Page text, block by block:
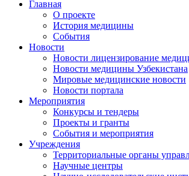
Главная
О проекте
История медицины
События
Новости
Новости лицензирование
Новости медицины Узбекистана
Мировые медицинские новости
Новости портала
Мероприятия
Конкурсы и тендеры
Проекты и гранты
События и мероприятия
Учреждения
Территориальные органы
Научные центры